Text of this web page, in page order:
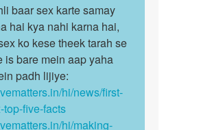
baar sex karte samay
hai kya nahi karna hai,
ko kese theek tarah se
is bare mein aap yaha
padh lijiye:
hi/news/first-
top-five-facts
hi/making-